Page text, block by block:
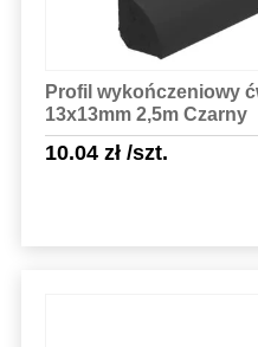
Profil wykończeniowy
13x13mm 2,5m Czarny
10.04 zł/szt.